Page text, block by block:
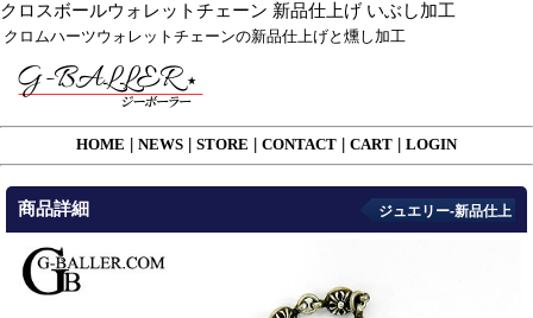
クロスボールウォレットチェーン 新品仕上げ いぶし加工
クロムハーツウォレットチェーンの新品仕上げと燻し加工
HOME NEWS STORE CONTACT CART LOGIN
商品詳細 ジュエリー-新品仕上